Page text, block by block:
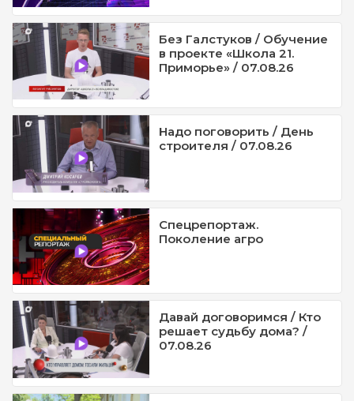
Без Галстуков / Обучение
в проекте «Школа 21.
Приморье» / 07.08.26
Надо поговорить / День
строителя / 07.08.26
Спецрепортаж.
Поколение агро
Давай договоримся / Кто
решает судьбу дома? /
07.08.26